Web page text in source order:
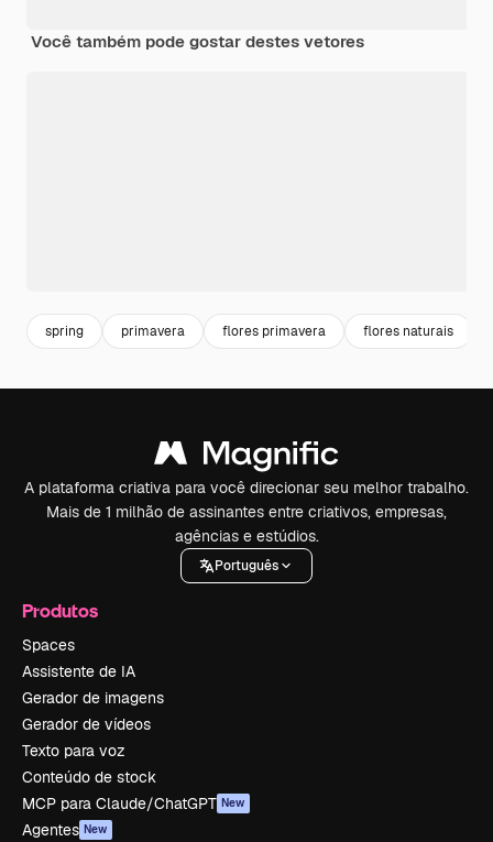
Você também pode gostar destes vetores
spring primavera flores primavera flores naturais
A plataforma criativa para você direcionar seu melhor trabalho.
Mais de 1 milhão de assinantes entre criativos, empresas,
agências e estúdios.
Português
Produtos
Spaces
Assistente de IA
Gerador de imagens
Gerador de vídeos
Texto para voz
Conteúdo de stock
MCP para Claude/ChatGPT New
Agentes New